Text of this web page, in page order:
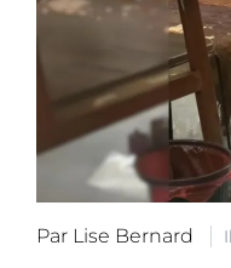
Par Lise Bernard